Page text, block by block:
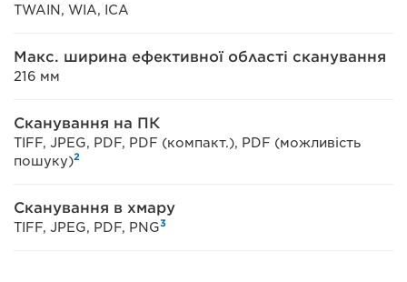
TWAIN, WIA, ICA
Макс. ширина ефективної області сканування
216 мм
Сканування на ПК
TIFF, JPEG, PDF, PDF (компакт.), PDF (можливість
пошуку)2
Сканування в хмару
TIFF, JPEG, PDF, PNG3